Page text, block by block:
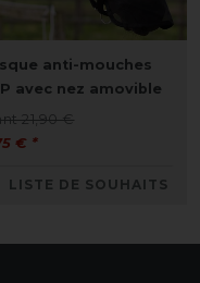
anti-mouches
avec nez amovible
21,90 €
€ *
LISTE DE SOUHAITS